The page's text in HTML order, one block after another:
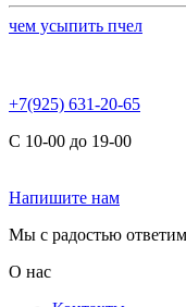
чем усыпить пчел
+7(925) 631-20-65
С 10-00 до 19-00
Напишите нам
Мы с радостью
О нас